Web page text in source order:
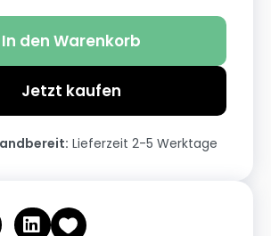
In den Warenkorb
Jetzt kaufen
Lieferzeit 2-5 Werktage